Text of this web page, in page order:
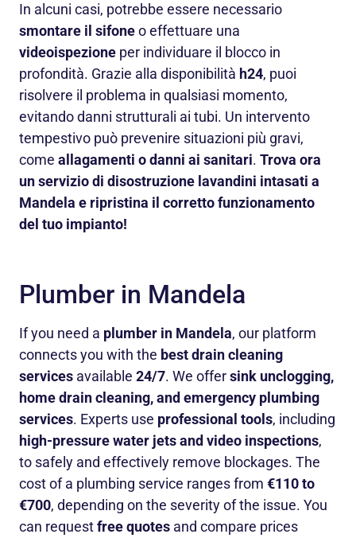
In alcuni casi, potrebbe essere necessario
smontare il sifoneo effettuare una
videoispezione per individuare il blocco in
profondità. Grazie alla disponibilità h24, puoi
risolvere il problema in qualsiasi momento,
evitando danni strutturali ai tubi. Un intervento
tempestivo può prevenire situazioni più gravi,
come allagamenti o danni ai sanitari. Trova ora
un servizio di disostruzione lavandini intasati a
Mandela e ripristina il corretto funzionamento
del tuo impianto!
Plumber in Mandela
If you need a plumber in Mandela, our platform
connects you with the best drain cleaning
services available 24/7. We offersink unclogging,
home drain cleaning, and emergency plumbing
services. Experts use professional tools, including
high-pressure water jets and video inspections,
to safely and effectively remove blockages. The
cost of a plumbing service ranges from €110 to
€700, depending on the severity of the issue. You
can requestfree quotes and compare prices